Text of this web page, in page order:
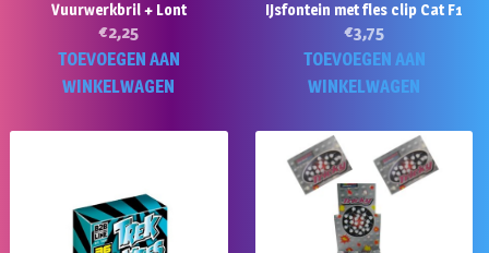
Vuurwerkbril + Lont
€2,25
TOEVOEGEN AAN
WINKELWAGEN
IJsfontein met fles clip Cat F1
€3,75
TOEVOEGEN AAN
WINKELWAGEN